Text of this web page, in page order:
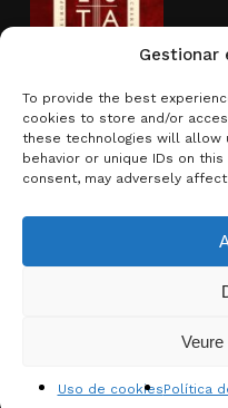
Gestionar
To provide the best
cookies to store and/or
these technologies will allow
behavior or unique IDs on
consent, may adversely
Veure
Uso de cookiesPolítica
Ver carrito
Actividad
© 2026 Brotons &